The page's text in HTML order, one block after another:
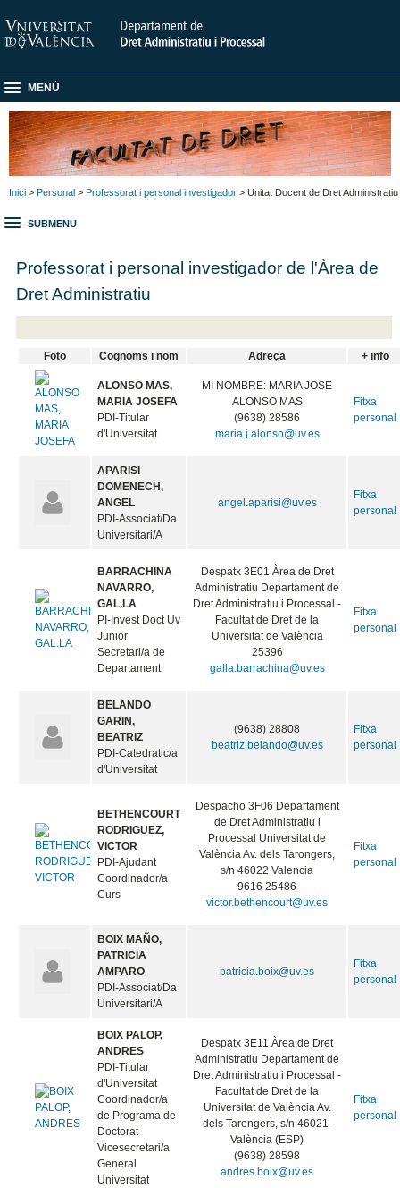
MENÚ
Inici > Personal > Professorat i personal investigador > Unitat Docent de Dret Administratiu
SUBMENU
Professorat i personal investigador de l'Àrea de
Dret Administratiu
Foto Cognoms i nom Adreça + info
ALONSO MAS,
MARIA JOSEFA
PDI-Titular
d'Universitat
MI NOMBRE: MARIA JOSE
ALONSO MAS
(9638) 28586
maria.j.alonso@uv.es
Fitxa
personal
APARISI
DOMENECH,
ANGEL
PDI-Associat/Da
Universitari/A
angel.aparisi@uv.es
Fitxa
personal
BARRACHINA
NAVARRO,
GAL.LA
PI-Invest Doct Uv
Junior
Secretari/a de
Departament
Despatx 3E01 Àrea de Dret
Administratiu Departament de
Dret Administratiu i Processal -
Facultat de Dret de la
Universitat de València
25396
galla.barrachina@uv.es
Fitxa
personal
BELANDO
GARIN,
BEATRIZ
PDI-Catedratic/a
d'Universitat
(9638) 28808
beatriz.belando@uv.es
Fitxa
personal
BETHENCOURT
RODRIGUEZ,
VICTOR
PDI-Ajudant
Coordinador/a
Curs
Despacho 3F06 Departament
de Dret Administratiu i
Processal Universitat de
València Av. dels Tarongers,
s/n 46022 Valencia
9616 25486
victor.bethencourt@uv.es
Fitxa
personal
BOIX MAÑO,
PATRICIA
AMPARO
PDI-Associat/Da
Universitari/A
patricia.boix@uv.es
Fitxa
personal
BOIX PALOP,
ANDRES
PDI-Titular
d'Universitat
Coordinador/a
de Programa de
Doctorat
Vicesecretari/a
General
Universitat
Despatx 3E11 Àrea de Dret
Administratiu Departament de
Dret Administratiu i Processal -
Facultat de Dret de la
Universitat de València Av.
dels Tarongers, s/n 46021-
València (ESP)
(9638) 28598
andres.boix@uv.es
Fitxa
personal